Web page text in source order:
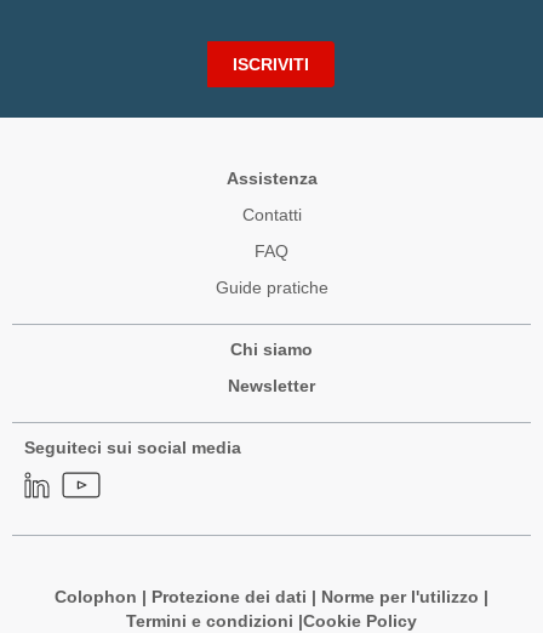
ISCRIVITI
Assistenza
Contatti
FAQ
Guide pratiche
Chi siamo
Newsletter
Seguiteci sui social media
Colophon | Protezione dei dati | Norme per l'utilizzo |
Termini e condizioni |Cookie Policy